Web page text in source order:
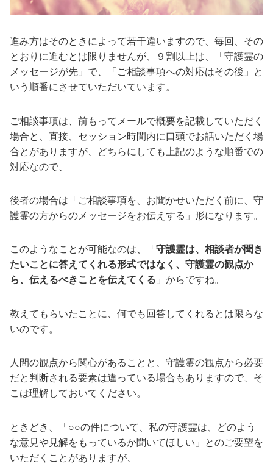
進み方はそのときによって若干違いますので、毎回、その
とおりに進むとは限りませんが、９割以上は、「守護霊の
メッセージが先」で、「ご相談事項への対応はその後」と
いう順番にさせていただいています。
ご相談事項は、前もってメールで概要を記載していただく
場合と、直接、セッション時間内に口頭でお話いただく場
合とがありますが、どちらにしても上記のような順番での
対応なので、
後者の場合は「ご相談事項を、お聞かせいただく前に、守
護霊の方からのメッセージをお伝えする」形になります。
このようなことが可能なのは、「 守護霊は、相談者が聞き
たいことに答えてくれる形式ではなく、守護霊の観点か
ら、伝えるべきことを伝えてくる 」からですね。
教えてもらいたことに、何でも回答してくれるとは限らな
いのです。
人間の観点から関心があることと、守護霊の観点から必要
だと判断される要素は違っている場合もありますので、そ
こは理解しておいてください。
ときどき、「○○の件について、私の守護霊は、どのよう
な意見や見解をもっているか聞いてほしい」とのご要望を
いただくことがありますが、